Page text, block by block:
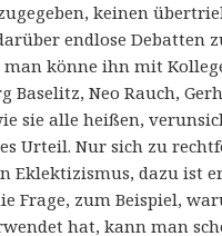
keinen
endlose Debatten
man könne ihn mit
Baselitz, Neo Rauch,
sie alle heißen,
Urteil. Nur sich zu
Eklektizismus, dazu ist
Frage, zum Beispiel,
hat, kann man